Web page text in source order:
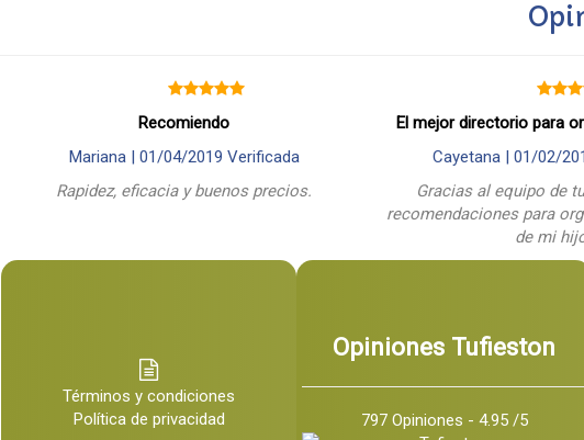
Recomiendo
Mariana | 01/04/2019 Verificada
Rapidez, eficacia y buenos precios.
El mejor directorio para
Cayetana | 01/02/
Gracias al equipo de
recomendaciones para
de mi
Términos y condiciones
Política de privacidad
Opiniones Tufieston
797 Opiniones - 4.95 /5